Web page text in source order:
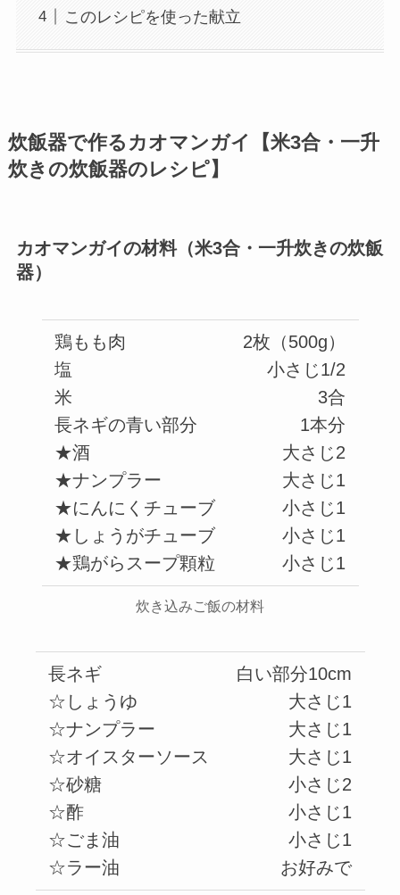
このレシピを使った献立
炊飯器で作るカオマンガイ【米3合・一升
炊きの炊飯器のレシピ】
カオマンガイの材料（米3合・一升炊きの炊飯
器）
鶏もも肉
塩
米
長ネギの青い部分
★酒
★ナンプラー
★にんにくチューブ
★しょうがチューブ
★鶏がらスープ顆粒
2枚（500g）
小さじ1/2
3合
1本分
大さじ2
大さじ1
小さじ1
小さじ1
小さじ1
炊き込みご飯の材料
長ネギ
☆しょうゆ
☆ナンプラー
☆オイスターソース
☆砂糖
☆酢
☆ごま油
☆ラー油
白い部分10cm
大さじ1
大さじ1
大さじ1
小さじ2
小さじ1
小さじ1
お好みで